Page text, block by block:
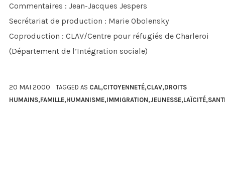
Commentaires : Jean-Jacques Jespers
Secrétariat de production : Marie Obolensky
Coproduction : CLAV/Centre pour réfugiés de Charleroi
(Département de l’Intégration sociale)
20 MAI 2000 TAGGED AS CAL,CITOYENNETÉ,CLAV,DROITS
HUMAINS,FAMILLE,HUMANISME,IMMIGRATION,JEUNESSE,LAÏCITÉ,